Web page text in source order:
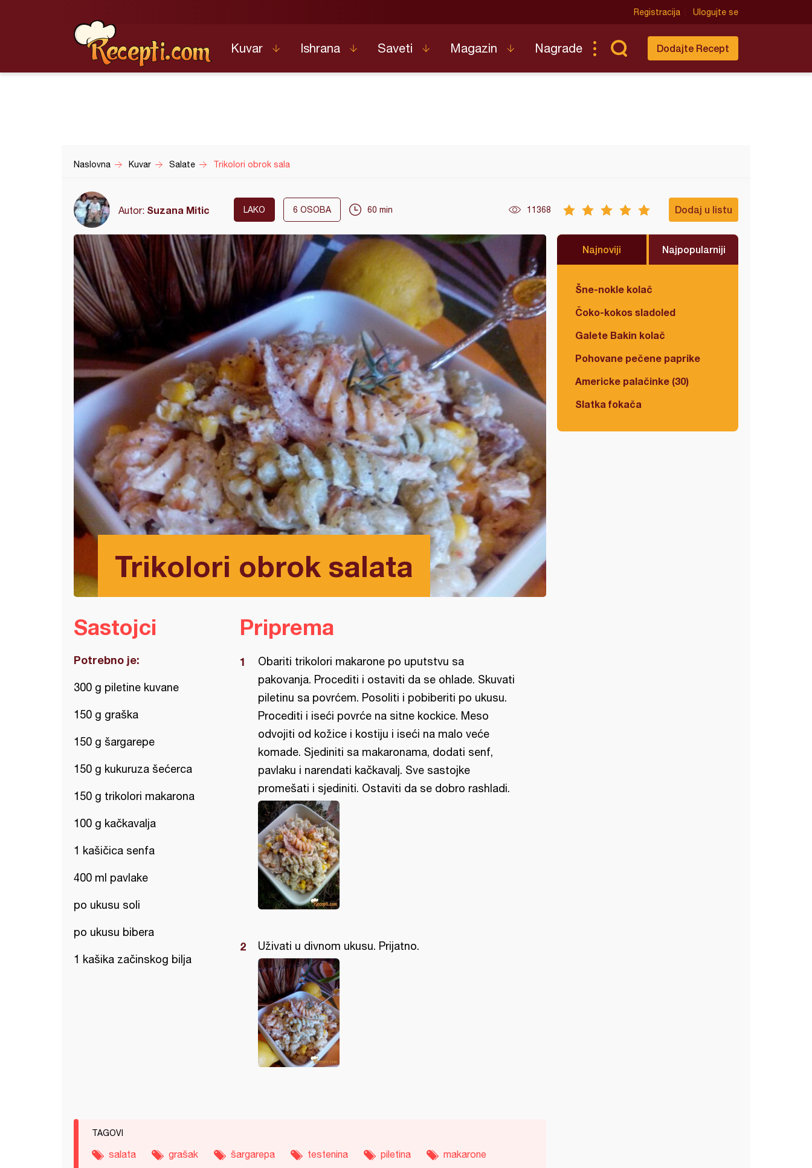
Registracija Ulogujte se
Kuvar Ishrana Saveti Magazin Nagrade Dodajte Recept
Naslovna Kuvar Salate Trikolori obrok sala
Autor: Suzana Mitic LAKO 6 OSOBA 60 min 11368 Dodaj u listu
Trikolori obrok salata
Najnoviji Najpopularniji
Šne-nokle kolač
Čoko-kokos sladoled
Galete Bakin kolač
Pohovane pečene paprike
Americke palačinke (30)
Slatka fokača
Sastojci
Potrebno je:
300 g piletine kuvane
150 g graška
150 g šargarepe
150 g kukuruza šećerca
150 g trikolori makarona
100 g kačkavalja
1 kašičica senfa
400 ml pavlake
po ukusu soli
po ukusu bibera
1 kašika začinskog bilja
Priprema
Obariti trikolori makarone po uputstvu sa
pakovanja. Procediti i ostaviti da se ohlade. Skuvati
piletinu sa povrćem. Posoliti i pobiberiti po ukusu.
Procediti i iseći povrće na sitne kockice. Meso
odvojiti od kožice i ​kostiju i iseći na malo veće
komade. Sjediniti sa makaronama, dodati senf,
pavlaku i narendati kačkavalj. Sve sastojke
promešati i sjediniti. Ostaviti da se dobro rashladi.
Uživati u divnom ukusu. Prijatno.
TAGOVI
salata grašak šargarepa testenina piletina makarone